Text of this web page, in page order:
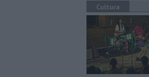
Cultura